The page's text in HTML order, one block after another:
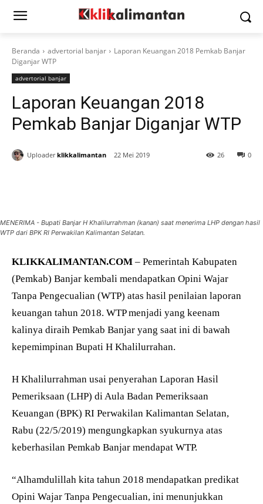
Beranda advertorial banjar
Laporan Keuangan 2018 Pemkab Banjar
Diganjar WTP
advertorial banjar
Laporan Keuangan 2018
Pemkab Banjar Diganjar WTP
Uploader klikkalimantan 22 Mei 2019 0
26
MENERIMA - Bupati Banjar H Khalilurrahman (kanan) saat menerima LHP dengan hasil
WTP dari BPK RI Perwakilan Kalimantan Selatan.
KLIKKALIMANTAN.COM – Pemerintah Kabupaten
(Pemkab) Banjar kembali mendapatkan Opini Wajar
Tanpa Pengecualian (WTP) atas hasil penilaian laporan
keuangan tahun 2018. WTP menjadi yang keenam
kalinya diraih Pemkab Banjar yang saat ini di bawah
kepemimpinan Bupati H Khalilurrahan.
H Khalilurrahman usai penyerahan Laporan Hasil
Pemeriksaan (LHP) di Aula Badan Pemeriksaan
Keuangan (BPK) RI Perwakilan Kalimantan Selatan,
Rabu (22/5/2019) mengungkapkan syukurnya atas
keberhasilan Pemkab Banjar mendapat WTP.
“Alhamdulillah kita tahun 2018 mendapatkan predikat
Opini Wajar Tanpa Pengecualian, ini menunjukkan